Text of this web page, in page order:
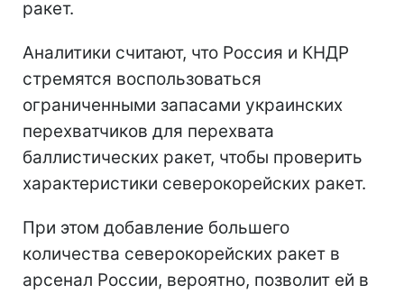
ракет.
Аналитики считают, что Россия и КНДР
стремятся воспользоваться
ограниченными запасами украинских
перехватчиков для перехвата
баллистических ракет, чтобы проверить
характеристики северокорейских ракет.
При этом добавление большего
количества северокорейских ракет в
арсенал России, вероятно, позволит ей в